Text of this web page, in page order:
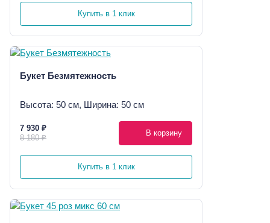
Купить в 1 клик
Букет Безмятежность
Высота: 50 см, Ширина: 50 см
7 930 ₽
8 180 ₽
В корзину
Купить в 1 клик